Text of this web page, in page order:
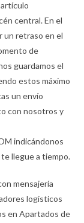
central. En el
un retraso en el
de
guardamos el
estos máximo
un envío
con nosotros y
indicándonos
llegue a tiempo.
mensajería
logísticos
en Apartados de